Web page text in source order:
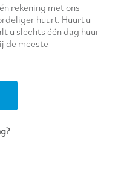
rekening met ons
huurt. Huurt u
u slechts één dag huur
de meeste